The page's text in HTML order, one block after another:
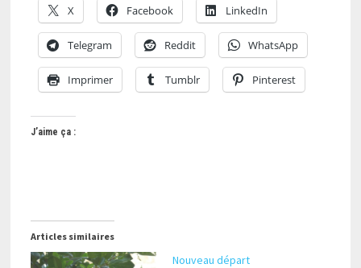
X Facebook LinkedIn
Telegram Reddit WhatsApp
Imprimer Tumblr Pinterest
J’aime ça :
Articles similaires
Nouveau départ